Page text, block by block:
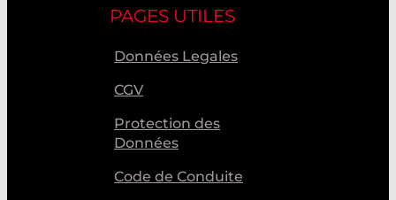
PAGES UTILES
Données Legales
CGV
Protection des
Données
Code de Conduite